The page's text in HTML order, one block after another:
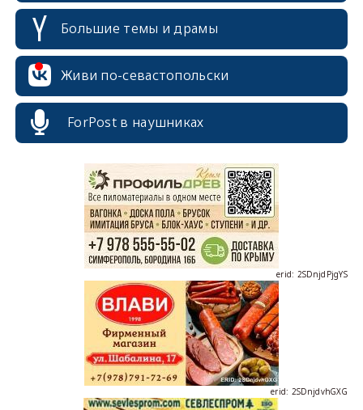
Большие темы и драмы
Живи по-севастопольски
ForPost в наушниках
erid: 2SDnjdPjgYS
erid: 2SDnjdvhGXG